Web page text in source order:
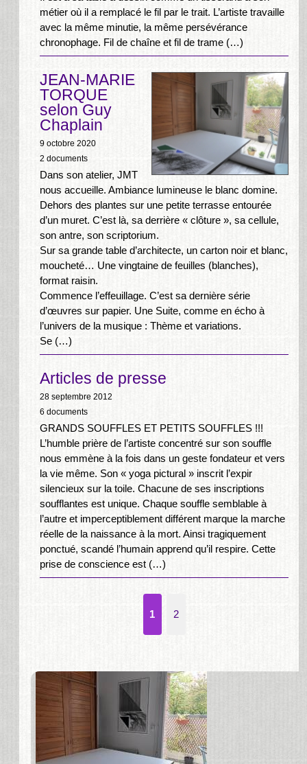
métier où il a remplacé le fil par le trait. L’artiste travaille
avec la même minutie, la même persévérance
chronophage. Fil de chaîne et fil de trame (…)
JEAN-MARIE
TORQUE
selon Guy
Chaplain
9 octobre 2020
2 documents
Dans son atelier, JMT
nous accueille. Ambiance lumineuse le blanc domine.
Dehors des plantes sur une petite terrasse entourée
d’un muret. C’est là, sa derrière « clôture », sa cellule,
son antre, son scriptorium.
Sur sa grande table d’architecte, un carton noir et blanc,
moucheté… Une vingtaine de feuilles (blanches),
format raisin.
Commence l’effeuillage. C’est sa dernière série
d’œuvres sur papier. Une Suite, comme en écho à
l’univers de la musique : Thème et variations.
Se (…)
Articles de presse
28 septembre 2012
6 documents
GRANDS SOUFFLES ET PETITS SOUFFLES !!!
L’humble prière de l’artiste concentré sur son souffle
nous emmène à la fois dans un geste fondateur et vers
la vie même. Son « yoga pictural » inscrit l’expir
silencieux sur la toile. Chacune de ses inscriptions
soufflantes est unique. Chaque souffle semblable à
l’autre et imperceptiblement différent marque la marche
réelle de la naissance à la mort. Ainsi tragiquement
ponctué, scandé l’humain apprend qu’il respire. Cette
prise de conscience est (…)
1 2